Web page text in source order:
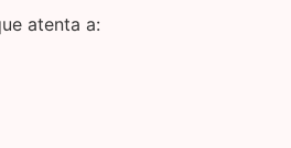
atenta a: